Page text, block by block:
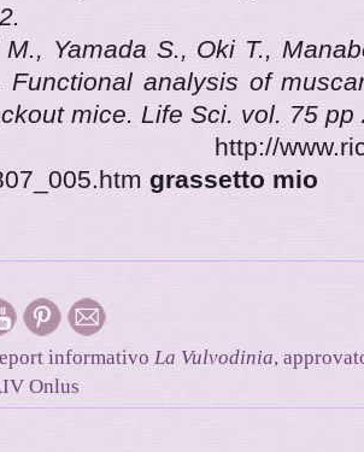
Yamada S., Oki T.,
Functional analysis of
mice. Life Sci. vol. 75 pp
grassetto mio
informativo La Vulvodinia,
Onlus